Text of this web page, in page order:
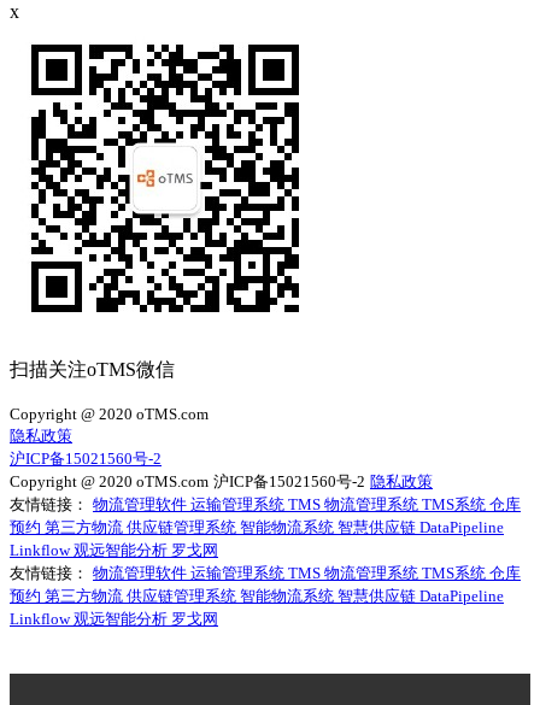
x
扫描关注oTMS微信
Copyright @ 2020 oTMS.com
隐私政策
沪ICP备15021560号-2
Copyright @ 2020 oTMS.com 沪ICP备15021560号-2 隐私政策
友情链接： 物流管理软件 运输管理系统 TMS 物流管理系统 TMS系统 仓库
预约 第三方物流 供应链管理系统 智能物流系统 智慧供应链 DataPipeline
Linkflow观远智能分析 罗戈网
友情链接： 物流管理软件 运输管理系统 TMS 物流管理系统 TMS系统 仓库
预约 第三方物流 供应链管理系统 智能物流系统 智慧供应链 DataPipeline
Linkflow观远智能分析 罗戈网